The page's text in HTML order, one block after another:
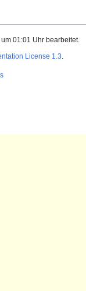
01:01 Uhr bearbeitet.
License 1.3